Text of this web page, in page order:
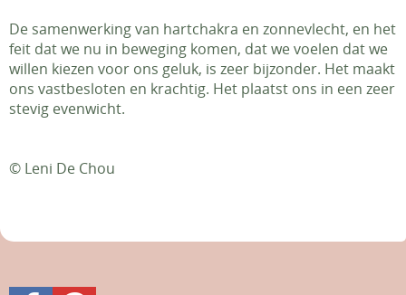
De samenwerking van hartchakra en zonnevlecht, en het
feit dat we nu in beweging komen, dat we voelen dat we
willen kiezen voor ons geluk, is zeer bijzonder. Het maakt
ons vastbesloten en krachtig. Het plaatst ons in een zeer
stevig evenwicht.
© Leni De Chou